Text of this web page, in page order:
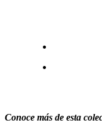
Conoce más de esta